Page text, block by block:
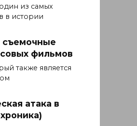
из самых
в истории
фильмов
также является
атака в